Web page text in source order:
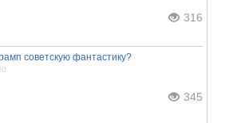
316
советскую фантастику?
345